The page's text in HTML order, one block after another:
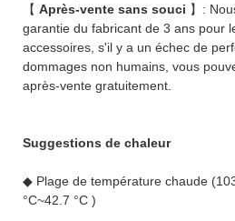
【 Après-vente sans souci 】:
garantie du fabricant de 3 ans pour
accessoires, s'il y a un échec de
dommages non humains, vous
après-vente gratuitement.
Suggestions de chaleur
◆ Plage de température chaude
°C~42.7 °C )